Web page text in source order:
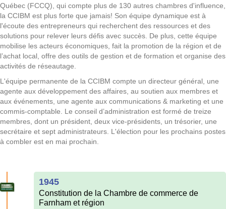
Québec (FCCQ), qui compte plus de 130 autres chambres d'influence,
la CCIBM est plus forte que jamais! Son équipe dynamique est à
l'écoute des entrepreneurs qui recherchent des ressources et des
solutions pour relever leurs défis avec succès. De plus, cette équipe
mobilise les acteurs économiques, fait la promotion de la région et de
l’achat local, offre des outils de gestion et de formation et organise des
activités de réseautage.
L'équipe permanente de la CCIBM compte un directeur général, une
agente aux développement des affaires, au soutien aux membres et
aux événements, une agente aux communications & marketing et une
commis-comptable. Le conseil d’administration est formé de treize
membres, dont un président, deux vice-présidents, un trésorier, une
secrétaire et sept administrateurs. L'élection pour les prochains postes
à combler est en mai prochain.
1945
Constitution de la Chambre de commerce de
Farnham et région